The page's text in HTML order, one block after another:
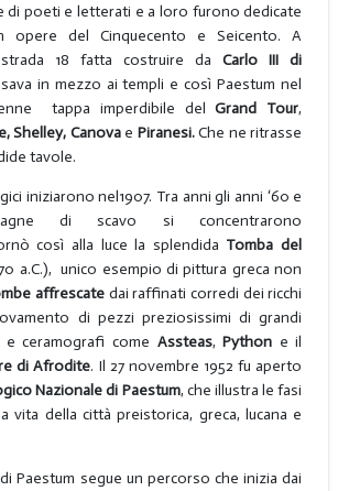
di poeti e letterati e a loro furono dedicate
opere del Cinquecento e Seicento. A
18 fatta costruire daCarlo III di
in mezzo ai templi e così Paestum nel
tappa imperdibile delGrand Tour,
Shelley, Canovae Piranesi.Che ne ritrasse
tavole.
iniziarono nel1907. Tra anni gli anni ‘60 e
di scavo si concentrarono
così alla luce la splendida Tomba del
a.C.), unico esempio di pittura greca non
affrescate dai raffinati corredi dei ricchi
di pezzi preziosissimi di grandi
e ceramografi come Assteas,Python e il
di Afrodite. Il 27 novembre 1952 fu aperto
Nazionale di Paestum, che illustra le fasi
vita della città preistorica, greca, lucana e
Paestum segue un percorso che inizia dai